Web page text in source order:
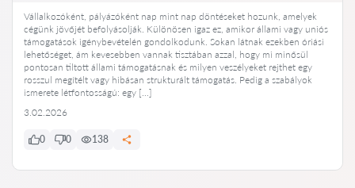
Vállalkozóként, pályázóként nap mint nap döntéseket hozunk, amelyek
cégünk jövőjét befolyásolják. Különösen igaz ez, amikor állami vagy uniós
támogatások igénybevételén gondolkodunk. Sokan látnak ezekben óriási
lehetőséget, ám kevesebben vannak tisztában azzal, hogy mi minősül
pontosan tiltott állami támogatásnak és milyen veszélyeket rejthet egy
rosszul megítélt vagy hibásan strukturált támogatás. Pedig a szabályok
ismerete létfontosságú: egy […]
3.02.2026
0 0 138